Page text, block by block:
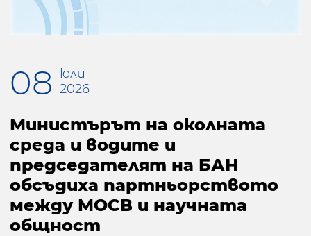
08
юли
2026
Министърът на околната
среда и водите и
председателят на БАН
обсъдиха партньорството
между МОСВ и научната
общност